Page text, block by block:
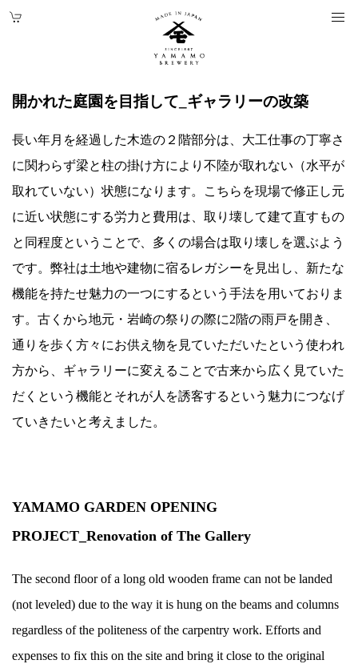
開かれた庭園を目指して_ギャラリーの改築
長い年月を経過した木造の２階部分は、大工仕事の丁寧さ
に関わらず梁と柱の掛け方により不陸が取れない（水平が
取れていない）状態になります。こちらを現場で修正し元
に近い状態にする労力と費用は、取り壊して建て直すもの
と同程度ということで、多くの場合は取り壊しを選ぶよう
です。弊社は土地や建物に宿るレガシーを見出し、新たな
機能を持たせ魅力の一つにするという手法を用いておりま
す。古くから地元・岩崎の祭りの際に2階の雨戸を開き、
通りを歩く方々にお供え物を見ていただいたという使われ
方から、ギャラリーに変えることで古来から広く見ていた
だくという機能とそれが人を誘客するという魅力につなげ
ていきたいと考えました。
YAMAMO GARDEN OPENING
PROJECT_Renovation of The Gallery
The second floor of a long old wooden frame can not be landed
(not leveled) due to the way it is hung on the beams and columns
regardless of the politeness of the carpentry work. Efforts and
expenses to fix this on the site and bring it close to the original